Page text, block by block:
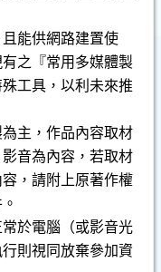
能供網路建置使
之『常用多媒體製
工具，以利未來推
主，作品內容取材
音為內容，若取材
，請附上原著作權
於電腦（或影音光
則視同放棄參加資